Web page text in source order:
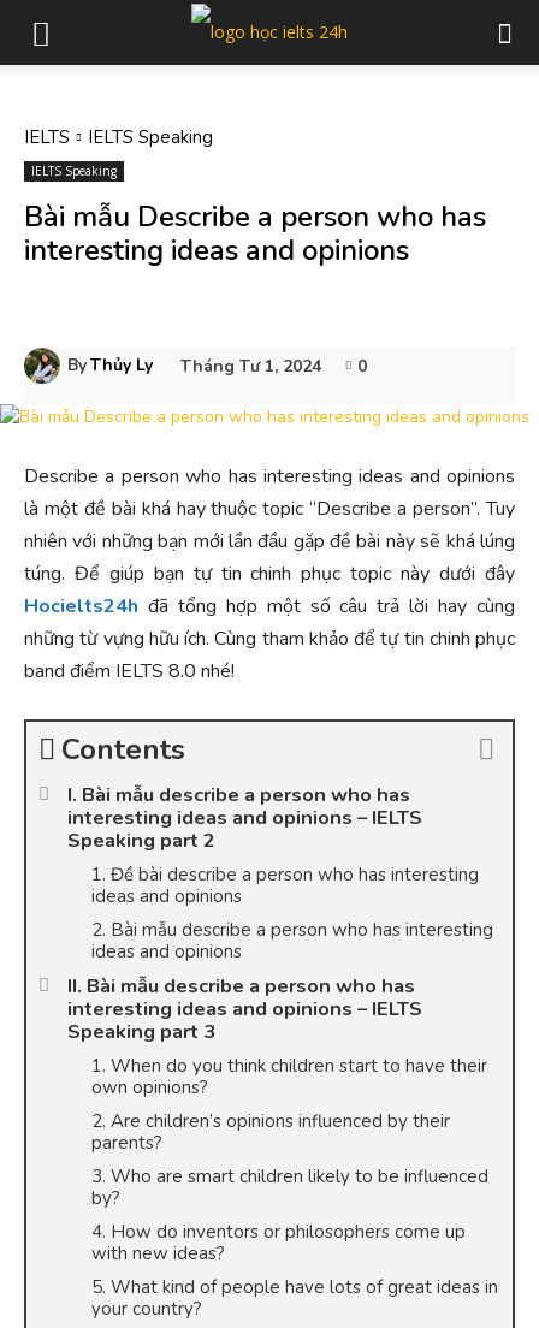
IELTS IELTS Speaking
IELTS Speaking
Bài mẫu Describe a person who has
interesting ideas and opinions
ByThủy Ly Tháng Tư 1, 2024 0
Describe a person who has interesting ideas and opinions
là một đề bài khá hay thuộc topic “Describe a person”. Tuy
nhiên với những bạn mới lần đầu gặp đề bài này sẽ khá lúng
túng. Để giúp bạn tự tin chinh phục topic này dưới đây
Hocielts24h đã tổng hợp một số câu trả lời hay cùng
những từ vựng hữu ích. Cùng tham khảo để tự tin chinh phục
band điểm IELTS 8.0 nhé!
Contents
I. Bài mẫu describe a person who has
interesting ideas and opinions – IELTS
Speaking part 2
1. Đề bài describe a person who has interesting
ideas and opinions
2. Bài mẫu describe a person who has interesting
ideas and opinions
II. Bài mẫu describe a person who has
interesting ideas and opinions – IELTS
Speaking part 3
1. When do you think children start to have their
own opinions?
2. Are children’s opinions influenced by their
parents?
3. Who are smart children likely to be influenced
by?
4. How do inventors or philosophers come up
with new ideas?
5. What kind of people have lots of great ideas in
your country?